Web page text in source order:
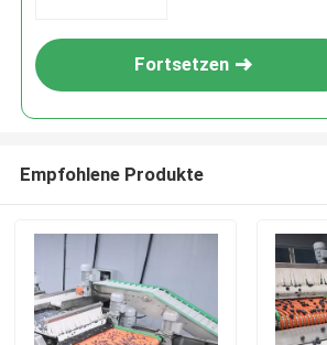
Fortsetzen
Empfohlene Produkte